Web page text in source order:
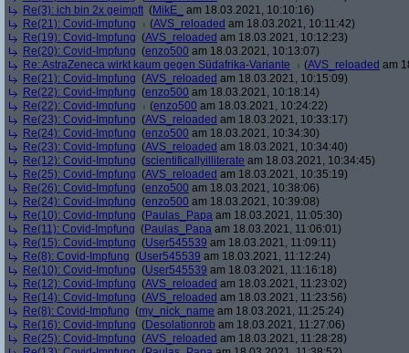
Re(3): ich bin 2x geimpft (MikE_
am 18.03.2021, 10:10:16)
Re(21): Covid-Impfung
(AVS_reloaded am 18.03.2021, 10:11:42)
Re(19): Covid-Impfung (AVS_reloaded am 18.03.2021, 10:12:23)
Re(20): Covid-Impfung (enzo500 am 18.03.2021, 10:13:07)
Re: AstraZeneca wirkt kaum gegen Südafrika-Variante
(AVS_reloaded am
Re(21): Covid-Impfung (AVS_reloaded am 18.03.2021, 10:15:09)
Re(22): Covid-Impfung (enzo500 am 18.03.2021, 10:18:14)
Re(22): Covid-Impfung
(enzo500 am 18.03.2021, 10:24:22)
Re(23): Covid-Impfung (AVS_reloaded am 18.03.2021, 10:33:17)
Re(24): Covid-Impfung (enzo500 am 18.03.2021, 10:34:30)
Re(23): Covid-Impfung (AVS_reloaded am 18.03.2021, 10:34:40)
Re(12): Covid-Impfung (scientificallyilliterate am 18.03.2021, 10:34:45)
Re(25): Covid-Impfung (AVS_reloaded am 18.03.2021, 10:35:19)
Re(26): Covid-Impfung (enzo500 am 18.03.2021, 10:38:06)
Re(24): Covid-Impfung (enzo500 am 18.03.2021, 10:39:08)
Re(10): Covid-Impfung (Paulas_Papa am 18.03.2021, 11:05:30)
Re(11): Covid-Impfung (Paulas_Papa am 18.03.2021, 11:06:01)
Re(15): Covid-Impfung (User545539 am 18.03.2021, 11:09:11)
Re(8): Covid-Impfung (User545539 am 18.03.2021, 11:12:24)
Re(10): Covid-Impfung (User545539 am 18.03.2021, 11:16:18)
Re(12): Covid-Impfung (AVS_reloaded am 18.03.2021, 11:23:02)
Re(14): Covid-Impfung (AVS_reloaded am 18.03.2021, 11:23:56)
Re(8): Covid-Impfung (my_nick_name am 18.03.2021, 11:25:24)
Re(16): Covid-Impfung (Desolationrob am 18.03.2021, 11:27:06)
Re(25): Covid-Impfung (AVS_reloaded am 18.03.2021, 11:28:28)